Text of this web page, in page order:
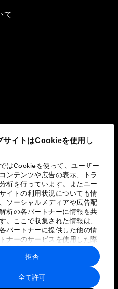
サイトはCookieを使用し
はCookieを使って、ユーザー
ンテンツや広告の表示、トラ
析を行っています。またユー
イトの利用状況についても情
ソーシャルメディアや広告配
析の各パートナーに情報を共
。ここで収集された情報は、
パートナーに提供した他の情
ナーのサービスを使用した際
情報と組み合わされ、各パー
て使用されることがありま
全て許可
拒否
て
み
リシーと利用規約
トマップ